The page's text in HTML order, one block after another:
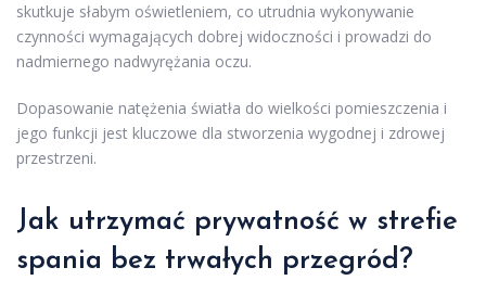
skutkuje słabym oświetleniem, co utrudnia wykonywanie
czynności wymagających dobrej widoczności i prowadzi do
nadmiernego nadwyrężania oczu.
Dopasowanie natężenia światła do wielkości pomieszczenia i
jego funkcji jest kluczowe dla stworzenia wygodnej i zdrowej
przestrzeni.
Jak utrzymać prywatność w strefie
spania bez trwałych przegród?